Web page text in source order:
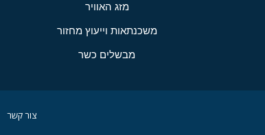
מזג האוויר
משכנתאות וייעוץ מחזור
מבשלים כשר
צור קשר